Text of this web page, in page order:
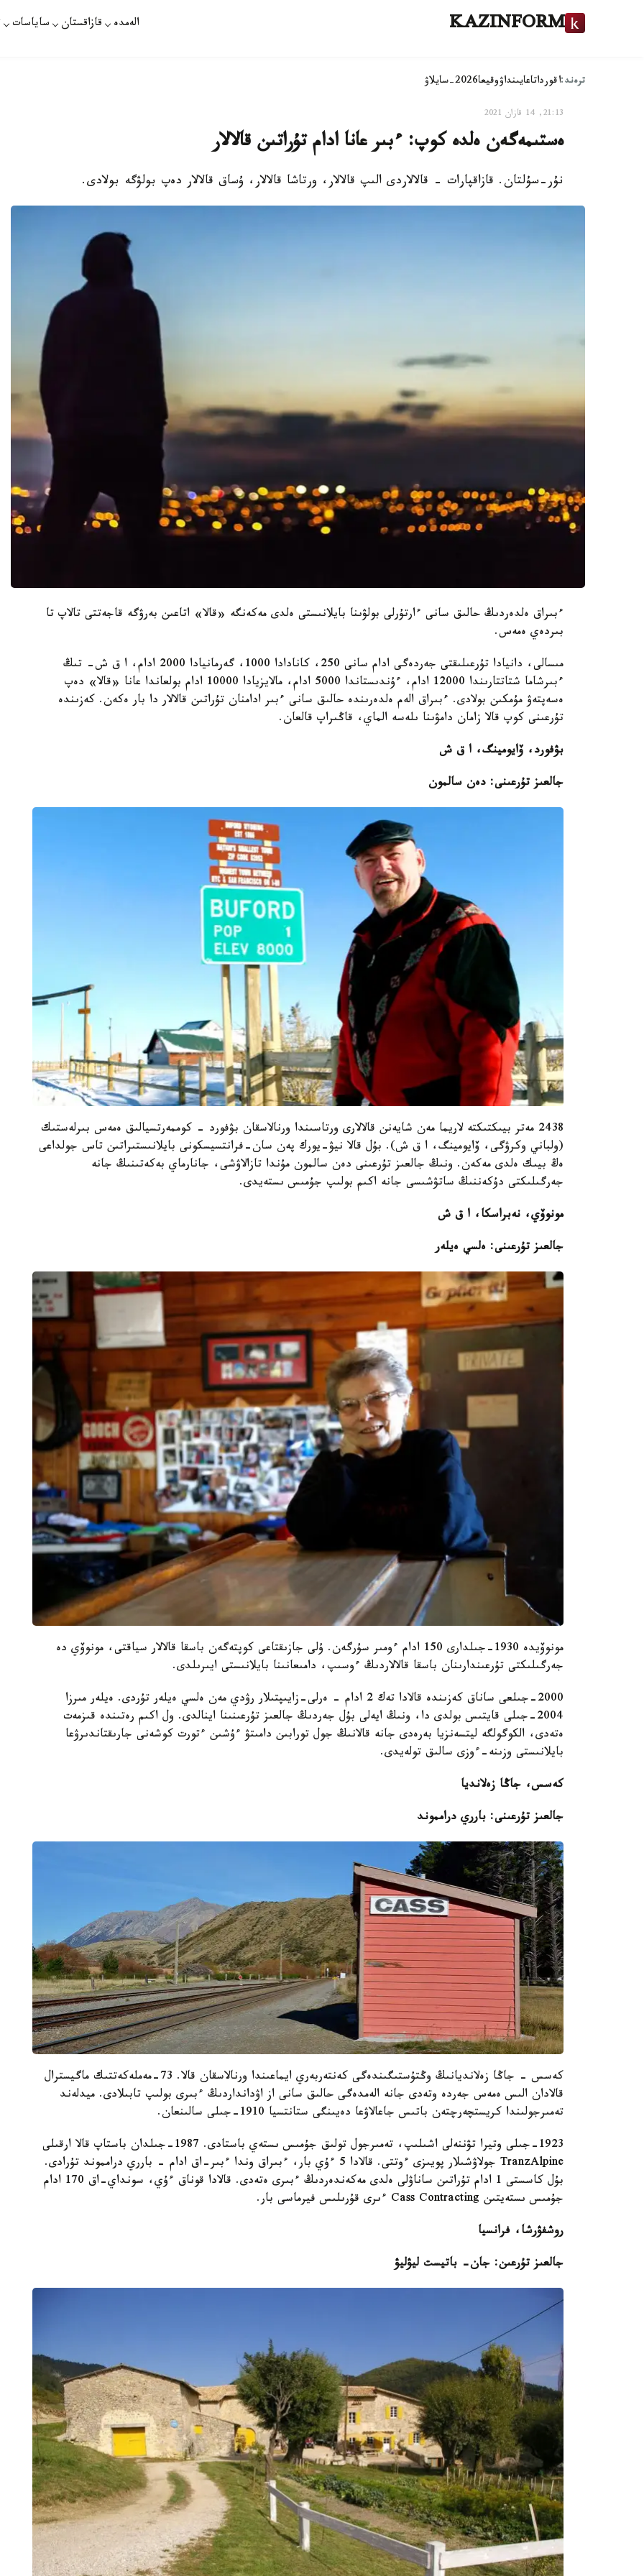
KAZINFORM الەمدە قازاقستان ساياسات
ترەند:اقورداتاعايىنداۋوقيعا2026-سايلاۋ
21:13, 14 قازان 2021
ەستىمەگەن ەلدە كوپ: ءبىر عانا ادام تۇراتىن قالالار
نۇر-سۇلتان. قازاقپارات - قالالاردى الىپ قالالار، ورتاشا قالالار، ۇساق قالالار دەپ بولۋگە بولادى.
ءبىراق ەلدەردىڭ حالىق سانى ءارتۇرلى بولۋىنا بايلانىستى ەلدى مەكەنگە «قالا» اتاعىن بەرۋگە قاجەتتى تالاپ تا
بىردەي ەمەس.
مىسالى، دانيادا تۇرعىلىقتى جەردەگى ادام سانى 250، كانادادا 1000، گەرمانيادا 2000 ادام، ا ق ش- تىڭ
ءبىرشاما شتاتتارىندا 12000 ادام، ءۇندىستاندا 5000 ادام، مالايزيادا 10000 ادام بولعاندا عانا «قالا» دەپ
ەسەپتەۋ مۇمكىن بولادى. ءبىراق الەم ەلدەرىندە حالىق سانى ءبىر ادامنان تۇراتىن قالالار دا بار ەكەن. كەزىندە
تۇرعىنى كوپ قالا زامان دامۋىنا ىلەسە الماي، قاڭىراپ قالعان.
بۋفورد، ۆايومينگ، ا ق ش
جالعىز تۇرعىنى: دەن سالمون
2438 مەتر بيىكتىكتە لاريما مەن شايەنن قالالارى ورتاسىندا ورنالاسقان بۋفورد - كوممەرتسيالىق ەمەس بىرلەستىك
(ولباني وكرۋگى، ۆايومينگ، ا ق ش). بۇل قالا نيۋ-يورك پەن سان-فرانتسيسكونى بايلانىستىراتىن تاس جولداعى
ەڭ بيىك ەلدى مەكەن. ونىڭ جالعىز تۇرعىنى دەن سالمون مۇندا تازالاۋشى، جانارماي بەكەتىنىڭ جانە
جەرگىلىكتى دۇكەننىڭ ساتۋشىسى جانە اكىم بولىپ جۇمىس ىستەيدى.
مونوۆي، نەبراسكا، ا ق ش
جالعىز تۇرعىنى: ەلسي ەيلەر
مونوۆيدە 1930-جىلدارى 150 ادام ءومىر سۇرگەن. ۇلى جازىقتاعى كوپتەگەن باسقا قالالار سياقتى، مونوۆي دە
جەرگىلىكتى تۇرعىندارىنان باسقا قالالاردىڭ ءوسىپ، دامىعانىنا بايلانىستى ايىرىلدى.
2000-جىلعى ساناق كەزىندە قالادا تەك 2 ادام - ەرلى-زايىپتىلار رۋدي مەن ەلسي ەيلەر تۇردى. ەيلەر مىرزا
2004-جىلى قايتىس بولدى دا، ونىڭ ايەلى بۇل جەردىڭ جالعىز تۇرعىنىنا اينالدى. ول اكىم رەتىندە قىزمەت
ەتەدى، الكوگولگە ليتسەنزيا بەرەدى جانە قالانىڭ جول تورابىن دامىتۋ ءۇشىن ءتورت كوشەنى جارىقتاندىرۋعا
بايلانىستى وزىنە-ءوزى سالىق تولەيدى.
كەسس، جاڭا زەلانديا
جالعىز تۇرعىنى: بارري درامموند
كەسس - جاڭا زەلانديانىڭ وڭتۇستىگىندەگى كەنتەربەري ايماعىندا ورنالاسقان قالا. 73-مەملەكەتتىك ماگيسترال
قالادان الىس ەمەس جەردە وتەدى جانە الەمدەگى حالىق سانى از اۋدانداردىڭ ءبىرى بولىپ تابىلادى. ميدلەند
تەمىرجولىندا كريستچەرچتەن باتىس جاعالاۋعا دەيىنگى ستانتسيا 1910-جىلى سالىنعان.
1923-جىلى وتيرا تۋننەلى اشىلىپ، تەمىرجول تولىق جۇمىس ىستەي باستادى. 1987-جىلدان باستاپ قالا ارقىلى
TranzAlpine جولاۋشىلار پويىزى ءوتتى. قالادا 5 ءۇي بار، ءبىراق وندا ءبىر-اق ادام - بارري درامموند تۇرادى.
بۇل كاسستى 1 ادام تۇراتىن ساناۋلى ەلدى مەكەندەردىڭ ءبىرى ەتەدى. قالادا قوناق ءۇي، سونداي-اق 170 ادام
جۇمىس ىستەيتىن Cass Contracting ءىرى قۇرىلىس فيرماسى بار.
روشفۋرشا، فرانسيا
جالعىز تۇرعىن: جان- باتيست ليۋليۋ